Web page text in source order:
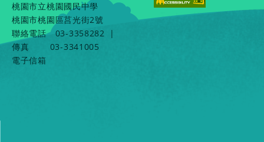
桃園市立桃園國民中學
桃園市桃園區莒光街2號
聯絡電話
03-3358282
|
傳真
03-3341005
電子信箱